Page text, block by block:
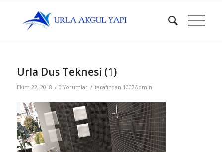
Urla Dus Teknesi (1)
Ekim 22, 2018 / 0 Yorumlar / tarafından 1007Admin